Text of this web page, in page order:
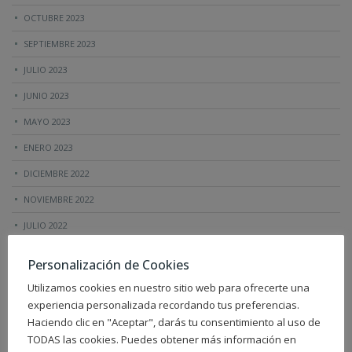
OCTUBRE 2023
SEPTIEMBRE 2023
JULIO 2023
JUNIO 2023
MAYO 2023
ENERO 2023
DICIEMBRE 2022
NOVIEMBRE 2022
JULIO 2022
MARZO 2022
OCTUBRE 2021
Personalización de Cookies
Utilizamos cookies en nuestro sitio web para ofrecerte una
experiencia personalizada recordando tus preferencias.
Haciendo clic en "Aceptar", darás tu consentimiento al uso de
TODAS las cookies. Puedes obtener más información en